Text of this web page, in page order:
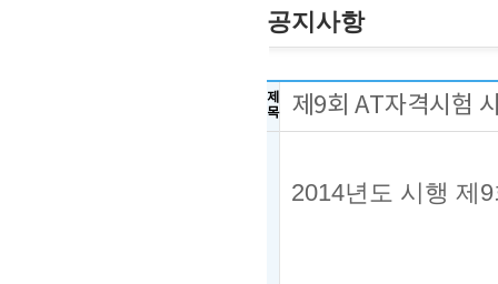
공지사항
제
목
제9회 AT자격시험
2014년도 시행 제9